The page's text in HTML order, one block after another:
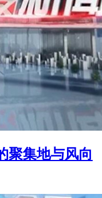
聚集地与风向